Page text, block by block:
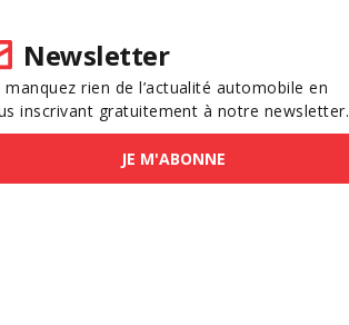
Newsletter
manquez rien de l’actualité automobile en
inscrivant gratuitement à notre newsletter.
JE M'ABONNE